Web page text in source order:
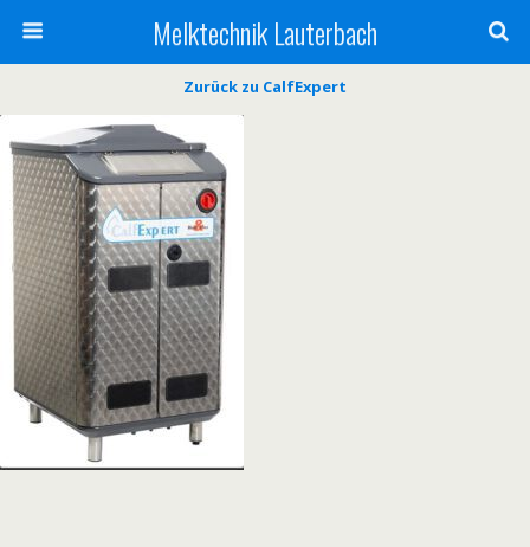
Melktechnik Lauterbach
Zurück zu CalfExpert